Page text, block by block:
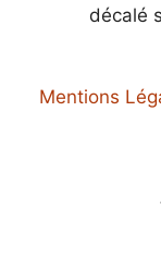
décalé
Mentions